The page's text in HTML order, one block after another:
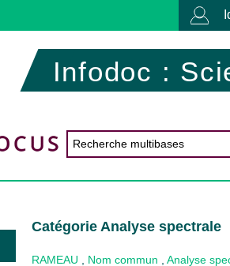
Infodoc :
Catégorie Analyse spectrale
RAMEAU Nom commun
Analyse